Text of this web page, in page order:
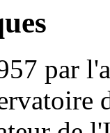
par